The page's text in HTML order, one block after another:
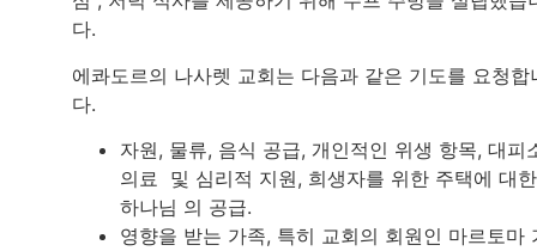
다.
에콰도르의 나사렛 교회는 다음과 같은 기도를 요청합
다.
자원, 물류, 음식 공급, 개인적인 위생 항목, 대피
의료 및 심리적 지원, 희생자를 위한 주택에 대한
하나님 의 공급.
영향을 받는 가족, 특히 교회의 회원인 마르토마